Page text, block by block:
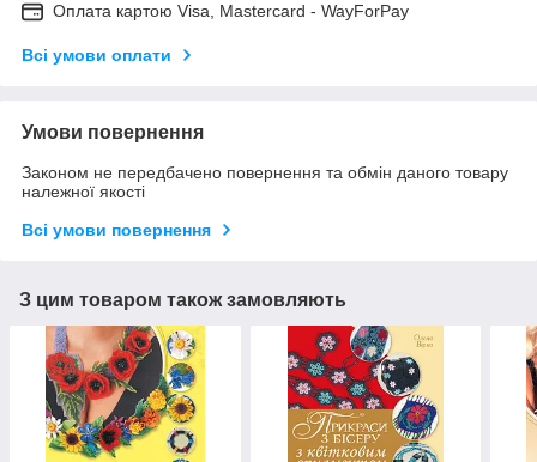
Оплата картою Visa, Mastercard - WayForPay
Всі умови оплати
Умови повернення
Законом не передбачено повернення та обмін даного товару
належної якості
Всі умови повернення
З цим товаром також замовляють